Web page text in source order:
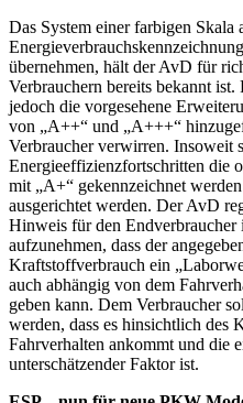
Das System einer farbigen Skala
übernehmen, hält der AvD für
Verbrauchern bereits bekannt
jedoch die vorgesehene
von „A++“ und „A+++“
Verbraucher verwirren. Insoweit
Energieeffizienzfortschritten die
mit „A+“ gekennzeichnet
ausgerichtet werden. Der AvD
Hinweis für den Endverbraucher
aufzunehmen, dass der
Kraftstoffverbrauch ein
auch abhängig von dem
geben kann. Dem Verbraucher
werden, dass es hinsichtlich des
Fahrverhalten ankommt und die
unterschätzender Faktor ist.